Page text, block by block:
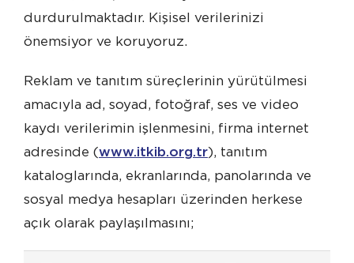
durdurulmaktadır. Kişisel verilerinizi
önemsiyor ve koruyoruz.
Reklam ve tanıtım süreçlerinin yürütülmesi
amacıyla ad, soyad, fotoğraf, ses ve video
kaydı verilerimin işlenmesini, firma internet
adresinde (www.itkib.org.tr), tanıtım
kataloglarında, ekranlarında, panolarında ve
sosyal medya hesapları üzerinden herkese
açık olarak paylaşılmasını;